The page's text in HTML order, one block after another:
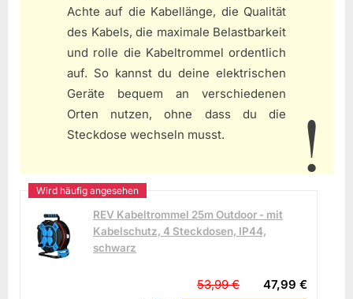
Achte auf die Kabellänge, die Qualität
des Kabels, die maximale Belastbarkeit
und rolle die Kabeltrommel ordentlich
auf. So kannst du deine elektrischen
Geräte bequem an verschiedenen
Orten nutzen, ohne dass du die
Steckdose wechseln musst.
REV Kabeltrommel 25m Outdoor - mit
Kabelschutz, 4 Steckdosen, IP44,
schwarz
47,99 €
53,99 €